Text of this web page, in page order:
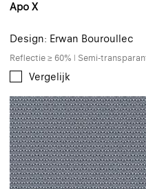
Apo X
Design: Erwan Bouroullec
Reflectie ≥ 60% | Semi-
Vergelijk